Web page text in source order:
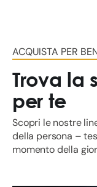
r
a
c
e
ACQUISTA PER
Trova la
per te
Scopri le nostre
della persona –
momento della